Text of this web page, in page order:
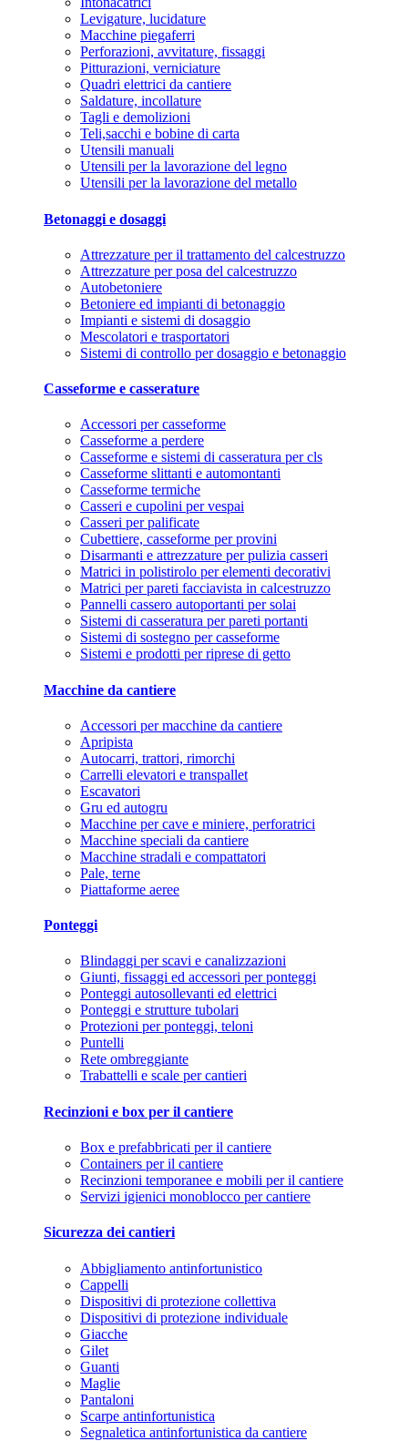
Levigature, lucidature
Macchine piegaferri
Perforazioni, avvitature, fissaggi
Pitturazioni, verniciature
Quadri elettrici da cantiere
Saldature, incollature
Tagli e demolizioni
Teli,sacchi e bobine di carta
Utensili manuali
Utensili per la lavorazione del legno
Utensili per la lavorazione del metallo
Betonaggi e dosaggi
Attrezzature per il trattamento del calcestruzzo
Attrezzature per posa del calcestruzzo
Autobetoniere
Betoniere ed impianti di betonaggio
Impianti e sistemi di dosaggio
Mescolatori e trasportatori
Sistemi di controllo per dosaggio e betonaggio
Casseforme e casserature
Accessori per casseforme
Casseforme a perdere
Casseforme e sistemi di casseratura per cls
Casseforme slittanti e automontanti
Casseforme termiche
Casseri e cupolini per vespai
Casseri per palificate
Cubettiere, casseforme per provini
Disarmanti e attrezzature per pulizia casseri
Matrici in polistirolo per elementi decorativi
Matrici per pareti facciavista in calcestruzzo
Pannelli cassero autoportanti per solai
Sistemi di casseratura per pareti portanti
Sistemi di sostegno per casseforme
Sistemi e prodotti per riprese di getto
Macchine da cantiere
Accessori per macchine da cantiere
Apripista
Autocarri, trattori, rimorchi
Carrelli elevatori e transpallet
Escavatori
Gru ed autogru
Macchine per cave e miniere, perforatrici
Macchine speciali da cantiere
Macchine stradali e compattatori
Pale, terne
Piattaforme aeree
Ponteggi
Blindaggi per scavi e canalizzazioni
Giunti, fissaggi ed accessori per ponteggi
Ponteggi autosollevanti ed elettrici
Ponteggi e strutture tubolari
Protezioni per ponteggi, teloni
Puntelli
Rete ombreggiante
Trabattelli e scale per cantieri
Recinzioni e box per il cantiere
Box e prefabbricati per il cantiere
Containers per il cantiere
Recinzioni temporanee e mobili per il cantiere
Servizi igienici monoblocco per cantiere
Sicurezza dei cantieri
Abbigliamento antinfortunistico
Cappelli
Dispositivi di protezione collettiva
Dispositivi di protezione individuale
Giacche
Gilet
Guanti
Maglie
Pantaloni
Scarpe antinfortunistica
Segnaletica antinfortunistica da cantiere